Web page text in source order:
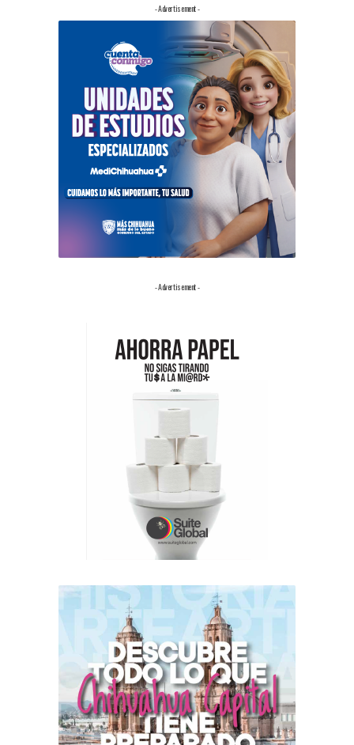
- Advertisement -
- Advertisement -